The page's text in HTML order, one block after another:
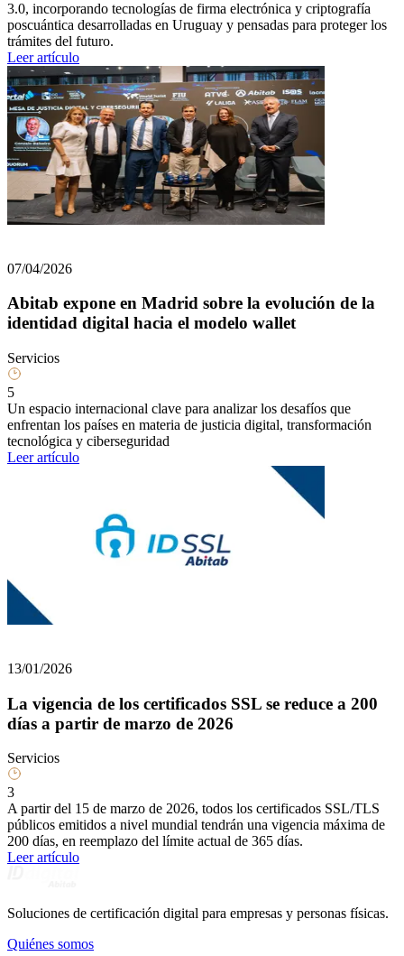
3.0, incorporando tecnologías de firma electrónica y criptografía
poscuántica desarrolladas en Uruguay y pensadas para proteger los
trámites del futuro.
Leer artículo
07/04/2026
Abitab expone en Madrid sobre la evolución de la
identidad digital hacia el modelo wallet
Servicios
5
Un espacio internacional clave para analizar los desafíos que
enfrentan los países en materia de justicia digital, transformación
tecnológica y ciberseguridad
Leer artículo
13/01/2026
La vigencia de los certificados SSL se reduce a 200
días a partir de marzo de 2026
Servicios
3
A partir del 15 de marzo de 2026, todos los certificados SSL/TLS
públicos emitidos a nivel mundial tendrán una vigencia máxima de
200 días, en reemplazo del límite actual de 365 días.
Leer artículo
Soluciones de certificación digital para empresas y personas físicas.
Quiénes somos